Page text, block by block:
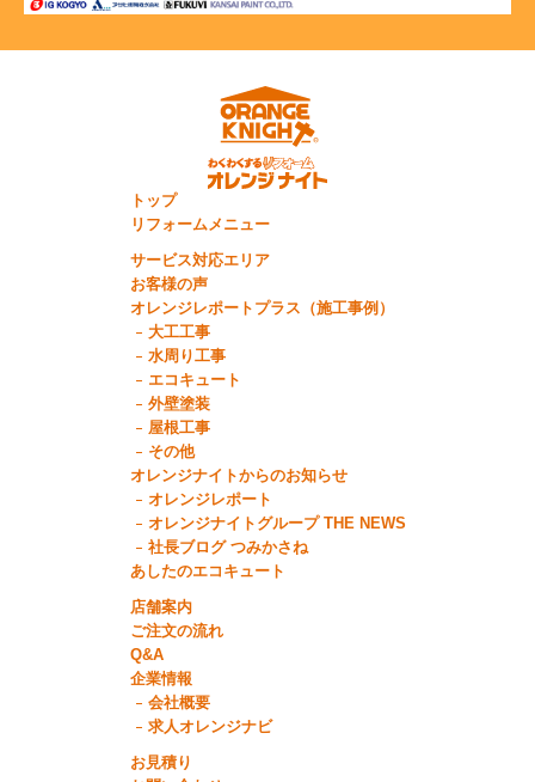
トップ
リフォームメニュー
サービス対応エリア
お客様の声
オレンジレポートプラス（施工事例）
大工工事
水周り工事
エコキュート
外壁塗装
屋根工事
その他
オレンジナイトからのお知らせ
オレンジレポート
オレンジナイトグループ THE NEWS
社長ブログ つみかさね
あしたのエコキュート
店舗案内
ご注文の流れ
Q&A
企業情報
会社概要
求人オレンジナビ
お見積り